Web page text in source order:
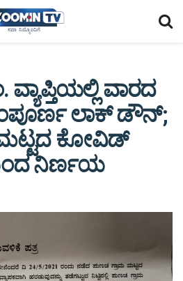
ವ್ಯಾಪ್ತಿಯಲ್ಲಿ ವಾರದ
ಲಾಕ್ ಡೌನ್;
ಮಟ್ಟದ ಕೋವಿಡ್
ನಿರ್ಣಯ